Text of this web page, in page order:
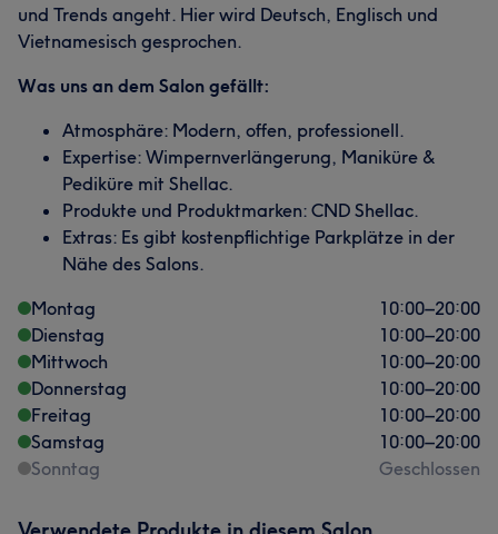
und Trends angeht. Hier wird Deutsch, Englisch und
Vietnamesisch gesprochen.
Was uns an dem Salon gefällt:
Atmosphäre: Modern, offen, professionell.
Expertise: Wimpernverlängerung, Maniküre &
Pediküre mit Shellac.
Produkte und Produktmarken: CND Shellac.
Extras: Es gibt kostenpflichtige Parkplätze in der
Nähe des Salons.
Montag
10:00–20:00
Dienstag
10:00–20:00
Mittwoch
10:00–20:00
Donnerstag
10:00–20:00
Freitag
10:00–20:00
Samstag
10:00–20:00
Sonntag
Geschlossen